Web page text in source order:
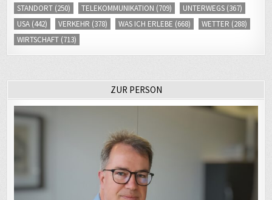
STANDORT (250) TELEKOMMUNIKATION (709) UNTERWEGS (367)
USA (442) VERKEHR (378) WAS ICH ERLEBE (668) WETTER (288)
WIRTSCHAFT (713)
ZUR PERSON